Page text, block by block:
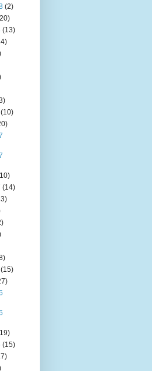
(2)
(13)
(10)
(14)
(15)
(15)